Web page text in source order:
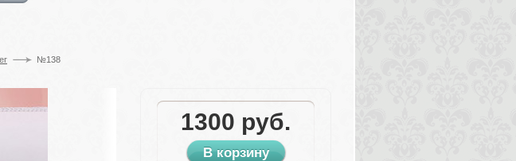
№138
1300 руб.
В корзину